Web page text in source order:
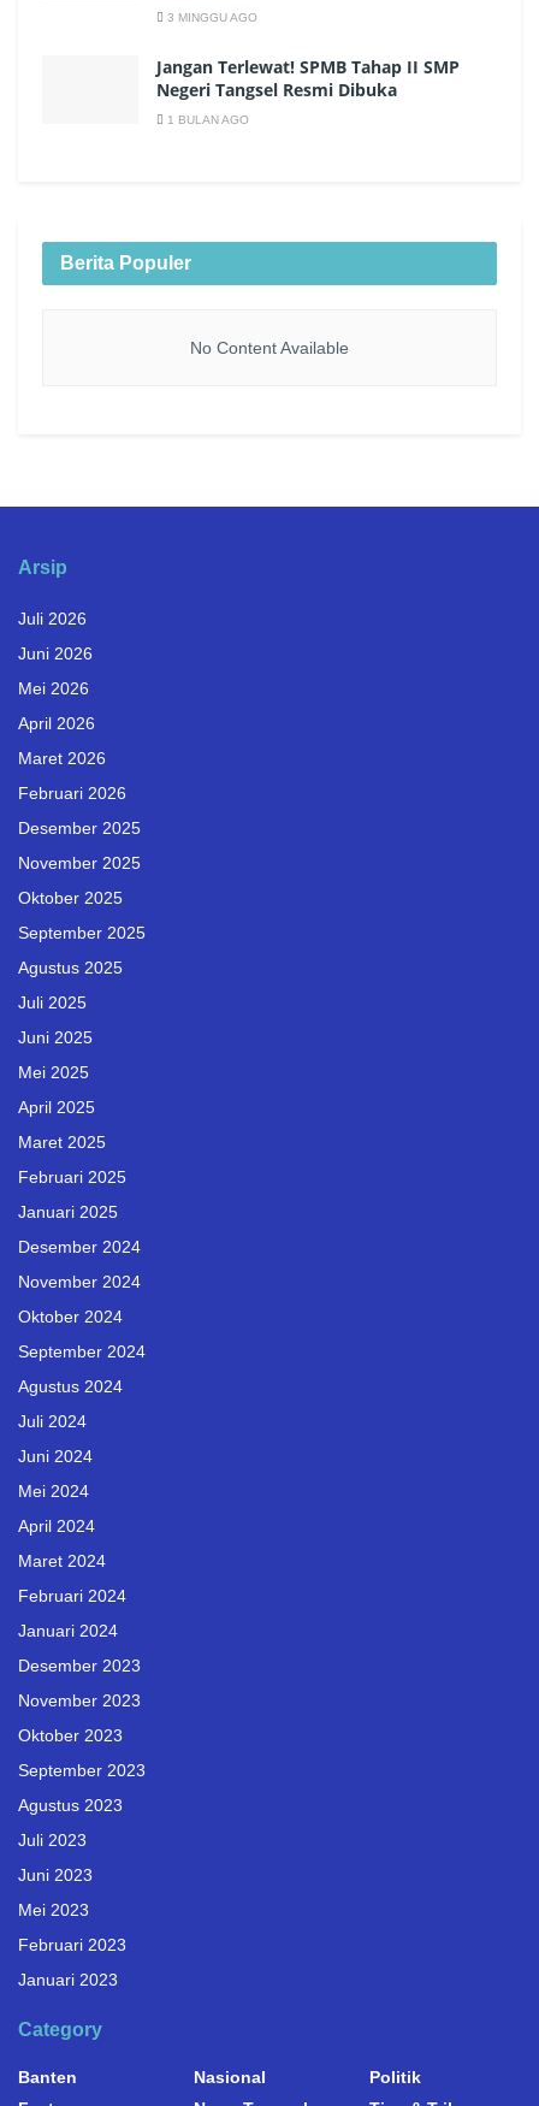
3 MINGGU AGO
Jangan Terlewat! SPMB Tahap II SMP
Negeri Tangsel Resmi Dibuka
1 BULAN AGO
Berita Populer
No Content Available
Arsip
Juli 2026
Juni 2026
Mei 2026
April 2026
Maret 2026
Februari 2026
Desember 2025
November 2025
Oktober 2025
September 2025
Agustus 2025
Juli 2025
Juni 2025
Mei 2025
April 2025
Maret 2025
Februari 2025
Januari 2025
Desember 2024
November 2024
Oktober 2024
September 2024
Agustus 2024
Juli 2024
Juni 2024
Mei 2024
April 2024
Maret 2024
Februari 2024
Januari 2024
Desember 2023
November 2023
Oktober 2023
September 2023
Agustus 2023
Juli 2023
Juni 2023
Mei 2023
Februari 2023
Januari 2023
Category
Banten
Nasional
Politik